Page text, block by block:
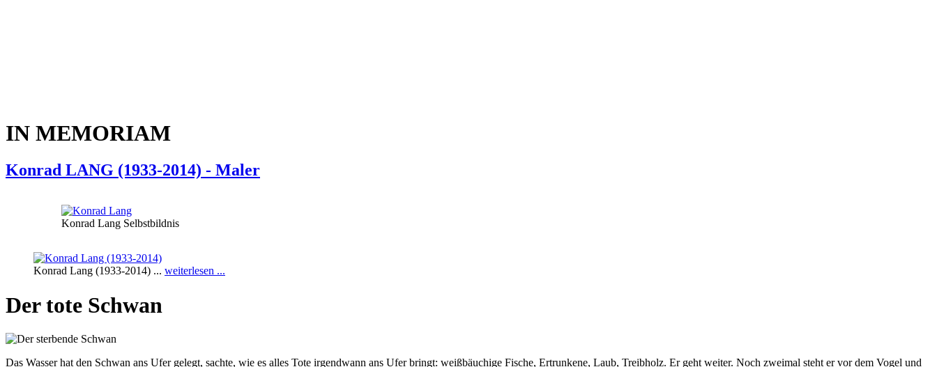
IN MEMORIAM
Konrad LANG (1933-2014) - Maler
Konrad Lang Selbstbildnis
Konrad Lang (1933-2014) ... weiterlesen ...
Der tote Schwan
Das Wasser hat den Schwan ans Ufer gelegt, sachte, wie es alles Tote irgendwann ans Ufer bringt: weißbäuchige Fische, Ertrunkene, Laub, Treibholz. Er geht weiter. Noch zweimal steht er vor dem Vogel und